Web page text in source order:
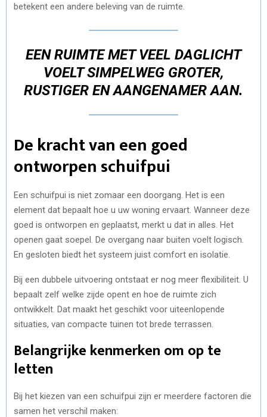
betekent een andere beleving van de ruimte.
EEN RUIMTE MET VEEL DAGLICHT
VOELT SIMPELWEG GROTER,
RUSTIGER EN AANGENAMER AAN.
De kracht van een goed
ontworpen schuifpui
Een schuifpui is niet zomaar een doorgang. Het is een
element dat bepaalt hoe u uw woning ervaart. Wanneer deze
goed is ontworpen en geplaatst, merkt u dat in alles. Het
openen gaat soepel. De overgang naar buiten voelt logisch.
En gesloten biedt het systeem juist comfort en isolatie.
Bij een dubbele uitvoering ontstaat er nog meer flexibiliteit. U
bepaalt zelf welke zijde opent en hoe de ruimte zich
ontwikkelt. Dat maakt het geschikt voor uiteenlopende
situaties, van compacte tuinen tot brede terrassen.
Belangrijke kenmerken om op te
letten
Bij het kiezen van een schuifpui zijn er meerdere factoren die
samen het verschil maken: